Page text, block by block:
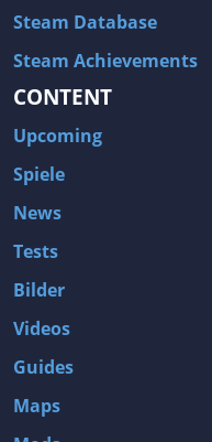
Steam Database
Steam Achievements
CONTENT
Upcoming
Spiele
News
Tests
Bilder
Videos
Guides
Maps